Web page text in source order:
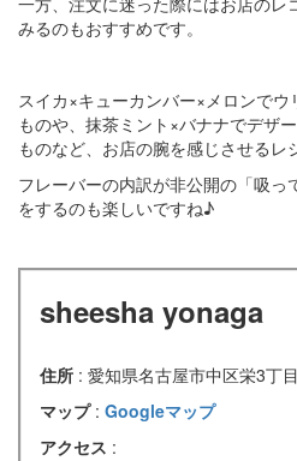
みるのもおすすめです。
スイカ×キューカンバー×メロンで
ものや、抹茶ミント×バナナでデザ
ものなど、お店の腕を感じさせるレ
フレーバーの内訳が非公開の「吸っ
をするのも楽しいですね♪
sheesha yonaga
住所 : 愛知県名古屋市中区栄3丁
マップ : Googleマップ
アクセス :